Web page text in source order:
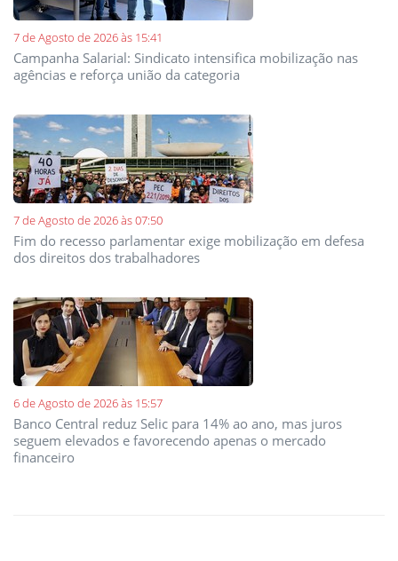
7 de Agosto de 2026 às 15:41
Campanha Salarial: Sindicato intensifica mobilização nas
agências e reforça união da categoria
7 de Agosto de 2026 às 07:50
Fim do recesso parlamentar exige mobilização em defesa
dos direitos dos trabalhadores
6 de Agosto de 2026 às 15:57
Banco Central reduz Selic para 14% ao ano, mas juros
seguem elevados e favorecendo apenas o mercado
financeiro